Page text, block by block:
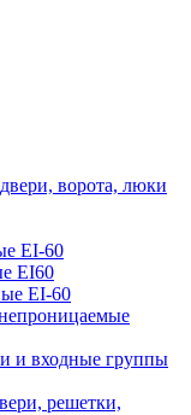
ворота, люки
EI-60
EI60
EI-60
и входные группы
решетки,